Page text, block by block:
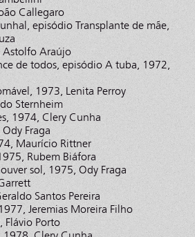
Callegaro
episódio Transplante de mãe,
Astolfo Araújo
de todos, episódio A tuba, 1972,
1973, Lenita Perroy
Sternheim
1974, Clery Cunha
Fraga
Maurício Rittner
Rubem Biáfora
sol, 1975, Ody Fraga
Santos Pereira
Jeremias Moreira Filho
Flávio Porto